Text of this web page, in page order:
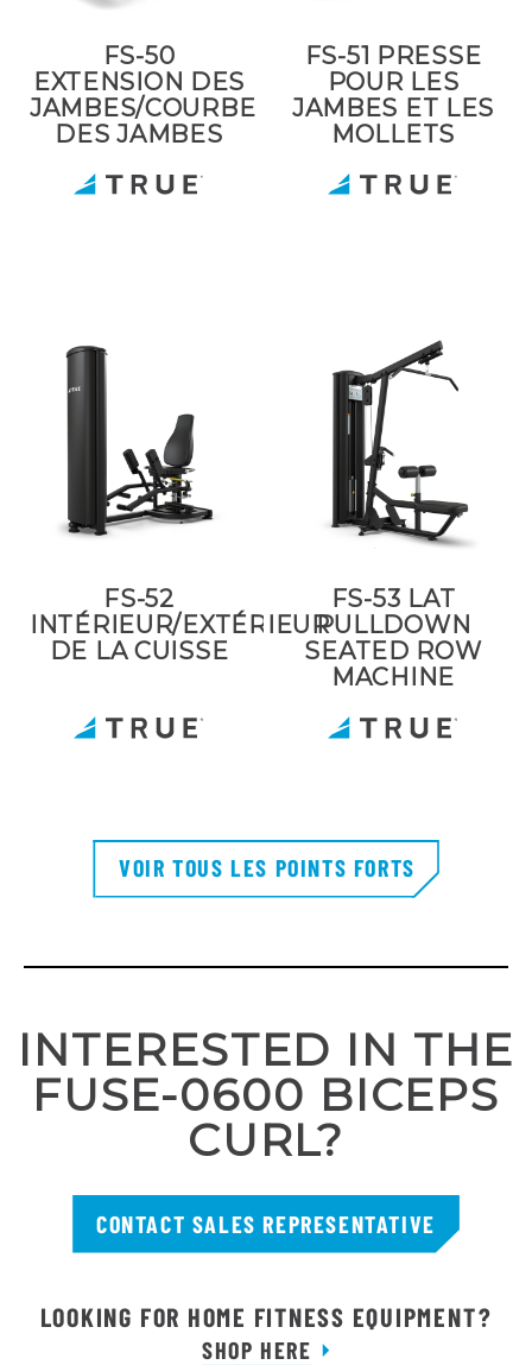
FS-50
EXTENSION DES
JAMBES/COURBE
DES JAMBES
FS-51 PRESSE
POUR LES
JAMBES ET LES
MOLLETS
FS-52
INTÉRIEUR/EXTÉRIEUR
DE LA CUISSE
FS-53 LAT
PULLDOWN
SEATED ROW
MACHINE
VOIR TOUS LES POINTS FORTS
INTERESTED IN THE
FUSE-0600 BICEPS
CURL?
CONTACT SALES REPRESENTATIVE
LOOKING FOR HOME FITNESS EQUIPMENT?
SHOP HERE